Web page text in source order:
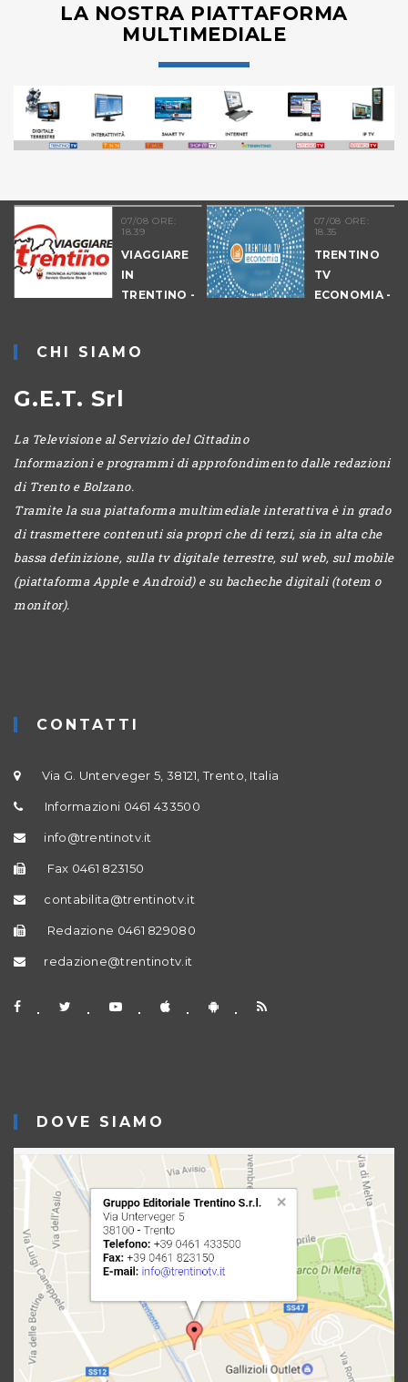
LA NOSTRA PIATTAFORMA
MULTIMEDIALE
07/08 ORE:
18.39
VIAGGIARE
IN
TRENTINO -
07/08 ORE:
18.35
TRENTINO
TV
ECONOMIA -
CHI SIAMO
G.E.T. Srl
La Televisione al Servizio del Cittadino
Informazioni e programmi di approfondimento dalle redazioni
di Trento e Bolzano.
Tramite la sua piattaforma multimediale interattiva è in grado
di trasmettere contenuti sia propri che di terzi, sia in alta che
bassa definizione, sulla tv digitale terrestre, sul web, sul mobile
(piattaforma Apple e Android) e su bacheche digitali (totem o
monitor).
CONTATTI
Via G. Unterveger 5, 38121, Trento, Italia
Informazioni 0461 433500
info@trentinotv.it
Fax 0461 823150
contabilita@trentinotv.it
Redazione 0461 829080
redazione@trentinotv.it
DOVE SIAMO